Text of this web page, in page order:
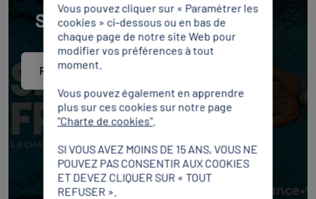
Sport en France
Regarder
Vous pouvez cliquer sur « Paramétrer les
cookies » ci-dessous ou en bas de
chaque page de notre site Web pour
modifier vos préférences à tout
moment.
Vous pouvez également en apprendre
plus sur ces cookies sur notre page
"Charte de cookies".
SI VOUS AVEZ MOINS DE 15 ANS, VOUS NE
POUVEZ PAS CONSENTIR AUX COOKIES
ET DEVEZ CLIQUER SUR « TOUT
REFUSER ».